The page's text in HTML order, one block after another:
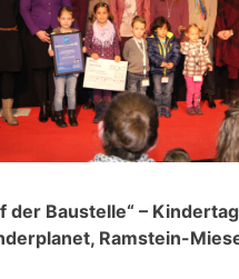
der Baustelle“ –
Ramstein-